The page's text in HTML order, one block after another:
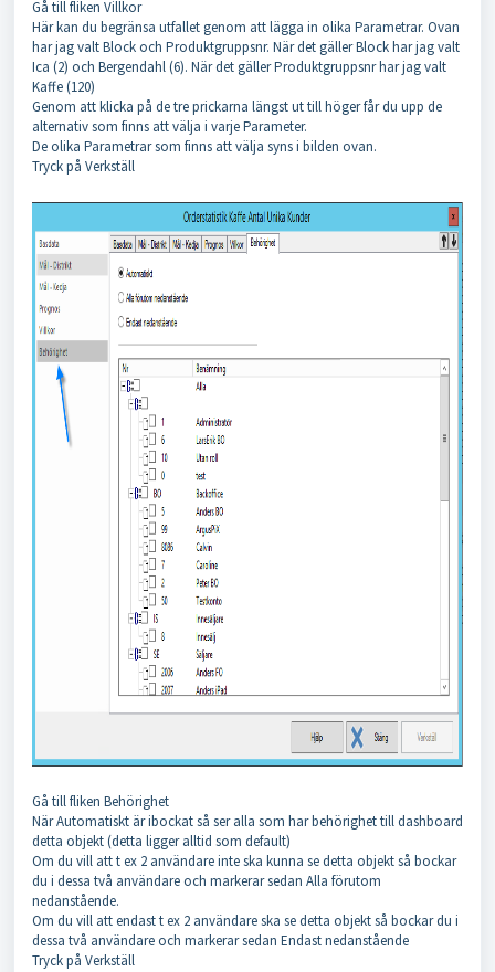
Gå till fliken Villkor
Här kan du begränsa utfallet genom att lägga in olika Parametrar. Ovan
har jag valt Block och Produktgruppsnr. När det gäller Block har jag valt
Ica (2) och Bergendahl (6). När det gäller Produktgruppsnr har jag valt
Kaffe (120)
Genom att klicka på de tre prickarna längst ut till höger får du upp de
alternativ som finns att välja i varje Parameter.
De olika Parametrar som finns att välja syns i bilden ovan.
Tryck på Verkställ
Gå till fliken Behörighet
När Automatiskt är ibockat så ser alla som har behörighet till dashboard
detta objekt (detta ligger alltid som default)
Om du vill att t ex 2 användare inte ska kunna se detta objekt så bockar
du i dessa två användare och markerar sedan Alla förutom
nedanstående.
Om du vill att endast t ex 2 användare ska se detta objekt så bockar du i
dessa två användare och markerar sedan Endast nedanstående
Tryck på Verkställ